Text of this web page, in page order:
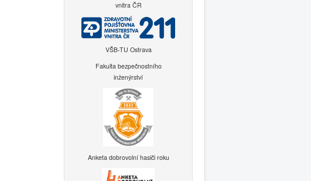
vnitra ČR
VŠB-TU Ostrava
Fakulta bezpečnostního
inženýrství
Anketa dobrovolní hasiči roku